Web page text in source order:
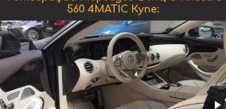
560 4MATIC Купе: